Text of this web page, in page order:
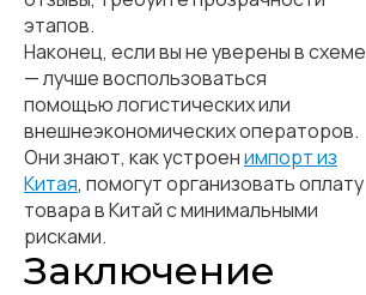
этапов.
Наконец, если вы не уверены в схеме
— лучше воспользоваться
помощью логистических или
внешнеэкономических операторов.
Они знают, как устроенимпорт из
Китая, помогут организовать оплату
товара в Китай с минимальными
рисками.
Заключение